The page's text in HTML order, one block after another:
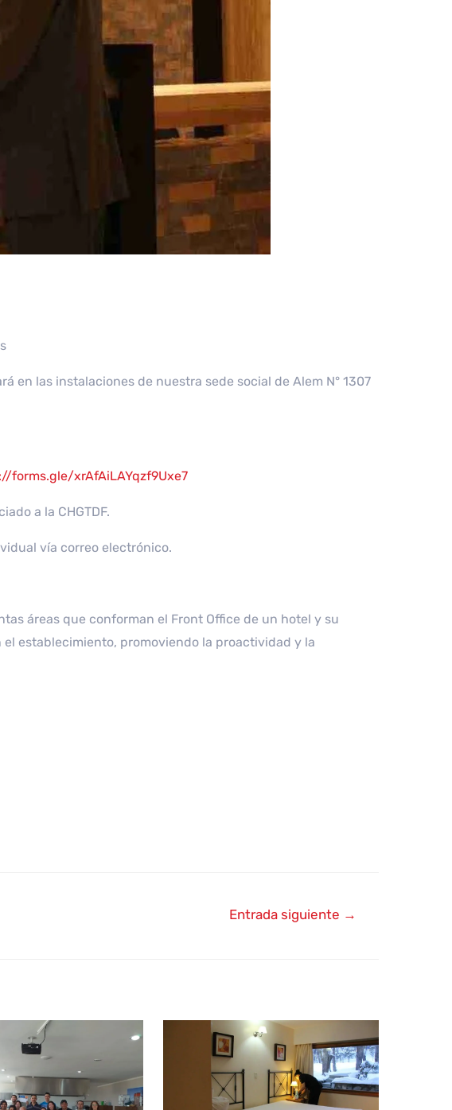
en las instalaciones de nuestra sede social de Alem N° 1307
forms.gle/xrAfAiLAYqzf9Uxe7
a la CHGTDF.
vía correo electrónico.
áreas que conforman el Front Office de un hotel y su
establecimiento, promoviendo la proactividad y la
Entrada siguiente →